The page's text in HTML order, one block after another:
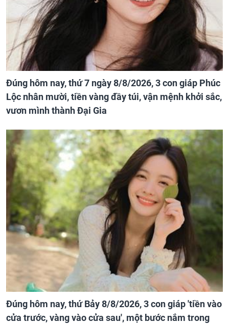
Đúng hôm nay, thứ 7 ngày 8/8/2026, 3 con giáp Phúc
Lộc nhân mười, tiền vàng đầy túi, vận mệnh khởi sắc,
vươn mình thành Đại Gia
Đúng hôm nay, thứ Bảy 8/8/2026, 3 con giáp 'tiền vào
cửa trước, vàng vào cửa sau', một bước nắm trong